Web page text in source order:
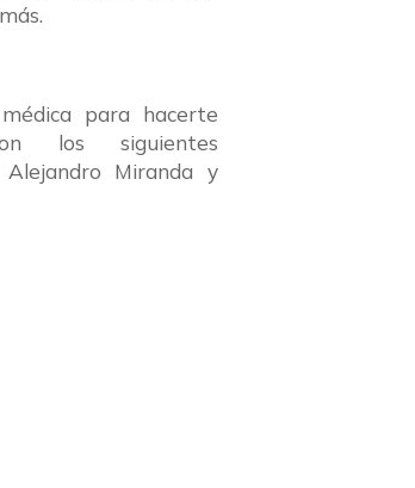
para hacerte
los siguientes
Alejandro Miranda y